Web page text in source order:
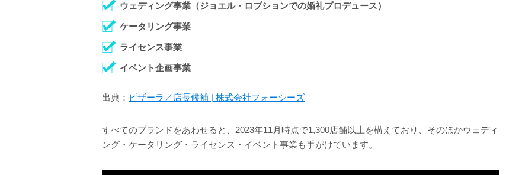
ウェディング事業（ジョエル・ロブションでの婚礼プロデュース）
ケータリング事業
ライセンス事業
イベント企画事業
出典： ピザーラ／店長候補 | 株式会社フォーシーズ
すべてのブランドをあわせると、2023年11月時点で1,300店舗以上を構えており、そのほかウェディ
ング・ケータリング・ライセンス・イベント事業も手がけています。